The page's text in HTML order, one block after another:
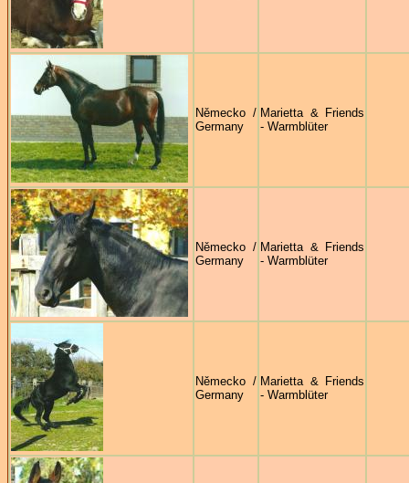
Německo /
Germany
Marietta & Friends
- Warmblüter
Německo /
Germany
Marietta & Friends
- Warmblüter
Německo /
Germany
Marietta & Friends
- Warmblüter